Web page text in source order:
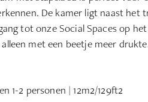
De kamer ligt naast het
tot onze Social Spaces op
met een beetje meer
1-2 personen | 12m2/129ft2